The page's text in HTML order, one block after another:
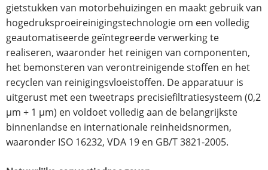
gietstukken van motorbehuizingen en maakt gebruik van
hogedruksproeireinigingstechnologie om een ​​volledig
geautomatiseerde geïntegreerde verwerking te
realiseren, waaronder het reinigen van componenten,
het bemonsteren van verontreinigende stoffen en het
recyclen van reinigingsvloeistoffen. De apparatuur is
uitgerust met een tweetraps precisiefiltratiesysteem (0,2
μm + 1 μm) en voldoet volledig aan de belangrijkste
binnenlandse en internationale reinheidsnormen,
waaronder ISO 16232, VDA 19 en GB/T 3821-2005.